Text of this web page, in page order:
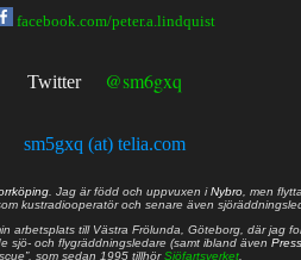
facebook.com/peter.a.lindquist
Twitter @sm6gxq
sm5gxq (at) telia.com
. Jag är född och uppvuxen iNybro , men
kustradiooperatör och senare även
arbetsplats till Västra Frölunda, Göteborg, där jag
sjö- och flygräddningsledare (samt ibland även
som sedan 1995 tillhörSjöfartsverket